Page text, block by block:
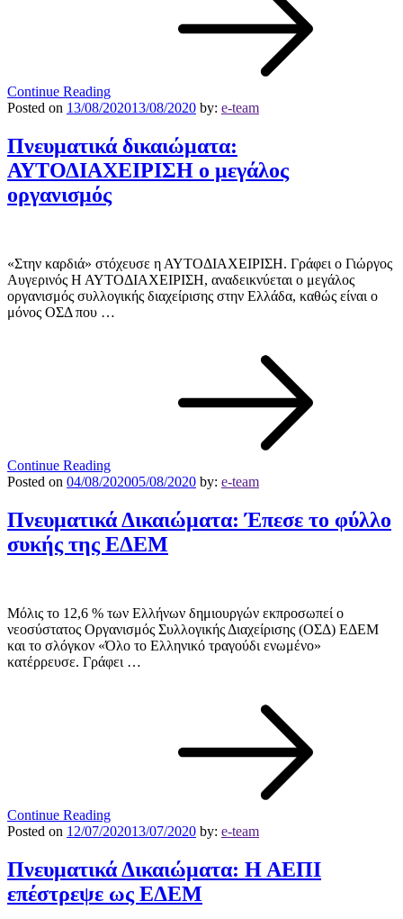
Continue Reading
Posted on 13/08/202013/08/2020 by: e-team
Πνευματικά δικαιώματα:
ΑΥΤΟΔΙΑΧΕΙΡΙΣΗ ο μεγάλος
οργανισμός
«Στην καρδιά» στόχευσε η ΑΥΤΟΔΙΑΧΕΙΡΙΣΗ. Γράφει ο Γιώργος
Αυγερινός Η ΑΥΤΟΔΙΑΧΕΙΡΙΣΗ, αναδεικνύεται ο μεγάλος
οργανισμός συλλογικής διαχείρισης στην Ελλάδα, καθώς είναι ο
μόνος ΟΣΔ που …
Continue Reading
Posted on 04/08/202005/08/2020 by: e-team
Πνευματικά Δικαιώματα: Έπεσε το φύλλο
συκής της ΕΔΕΜ
Μόλις το 12,6 % των Ελλήνων δημιουργών εκπροσωπεί ο
νεοσύστατος Οργανισμός Συλλογικής Διαχείρισης (ΟΣΔ) ΕΔΕΜ
και το σλόγκον «Όλο το Ελληνικό τραγούδι ενωμένο»
κατέρρευσε. Γράφει …
Continue Reading
Posted on 12/07/202013/07/2020 by: e-team
Πνευματικά Δικαιώματα: Η ΑΕΠΙ
επέστρεψε ως ΕΔΕΜ